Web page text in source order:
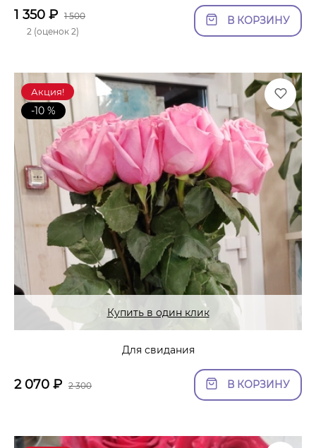
1 350 ₽ 1 500
2 (оценок 2)
В КОРЗИНУ
Акция!
-10 %
Купить в один клик
Для свидания
2 070 ₽ 2 300 В КОРЗИНУ